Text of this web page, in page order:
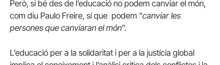
Però, si bé des de l’educació no podem canviar el món,
com diu Paulo Freire, sí que podem “canviar les
persones que canviaran elmón”.
L’educació per a la solidaritat i per a la justícia global